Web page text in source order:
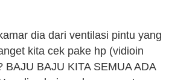
dia dari ventilasi pintu yang
kita cek pake hp (vidioin
BAJU BAJU KITA SEMUA ADA